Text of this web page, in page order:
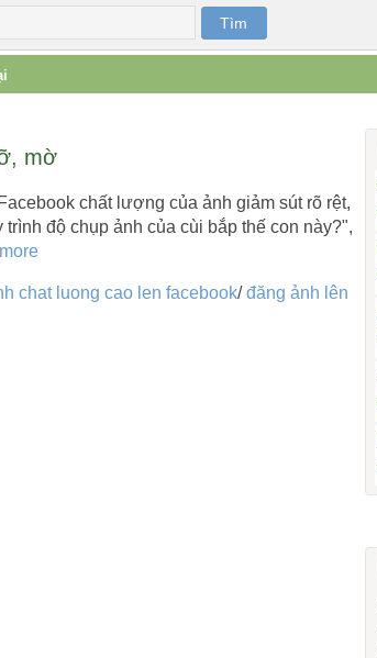
mờ
chất lượng của ảnh giảm sút rõ rệt,
độ chụp ảnh của cùi bắp thế con này?",
chat luong cao len facebook/đăng ảnh lên